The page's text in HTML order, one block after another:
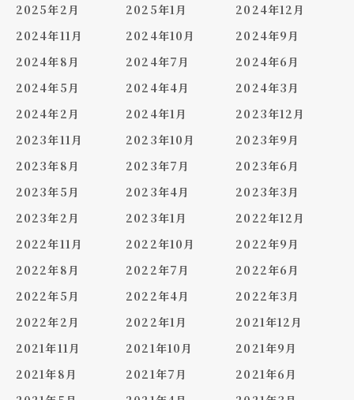
2025年2月
2025年1月
2024年12月
2024年11月
2024年10月
2024年9月
2024年8月
2024年7月
2024年6月
2024年5月
2024年4月
2024年3月
2024年2月
2024年1月
2023年12月
2023年11月
2023年10月
2023年9月
2023年8月
2023年7月
2023年6月
2023年5月
2023年4月
2023年3月
2023年2月
2023年1月
2022年12月
2022年11月
2022年10月
2022年9月
2022年8月
2022年7月
2022年6月
2022年5月
2022年4月
2022年3月
2022年2月
2022年1月
2021年12月
2021年11月
2021年10月
2021年9月
2021年8月
2021年7月
2021年6月